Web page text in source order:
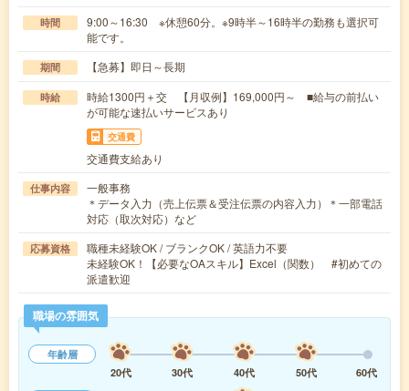
時間
9:00～16:30 ※休憩60分。※9時半～16時半の勤務も選択可
能です。
期間 【急募】即日～長期
時給
時給1300円＋交 【月収例】169,000円～ ■給与の前払い
が可能な速払いサービスあり
交通費
交通費支給あり
仕事内容
一般事務
＊データ入力（売上伝票＆受注伝票の内容入力）＊一部電話
対応（取次対応）など
応募資格
職種未経験OK / ブランクOK / 英語力不要
未経験OK！【必要なOAスキル】Excel（関数） #初めての
派遣歓迎
職場の雰囲気
年齢層
20代
30代 40代 50代
60代